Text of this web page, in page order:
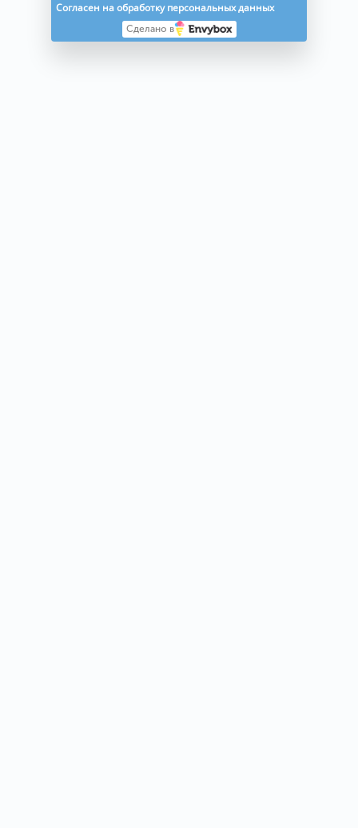
Согласен на обработку персональных данных
Сделано в